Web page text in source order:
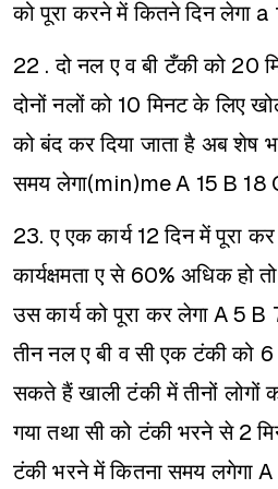
को पूरा करने में कितने दिन लेगा a
22 . दो नल ए व बी टँकी को 20
दोनों नलों को 10 मिनट के लिए
को बंद कर दिया जाता है अब शेष
समय लेगा(min)me A 15 B 18
23. ए एक कार्य 12 दिन में पूरा
कार्यक्षमता ए से 60% अधिक हो
उस कार्य को पूरा कर लेगा A 5 B
तीन नल ए बी व सी एक टंकी को
सकते हैं खाली टंकी में तीनों लोगों
गया तथा सी को टंकी भरने से 2
टंकी भरने में कितना समय लगेगा